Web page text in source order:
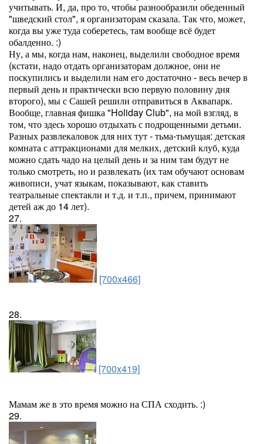
учитывать. И, да, про то, чтобы разнообразили обеденный
"шведский стол", я организаторам сказала. Так что, может,
когда вы уже туда соберетесь, там вообще всё будет
обалденно. :)
Ну, а мы, когда нам, наконец, выделили свободное время
(кстати, надо отдать организаторам должное, они не
поскупились и выделили нам его достаточно - весь вечер в
первый день и практически всю первую половину дня
второго), мы с Сашей решили отправиться в Аквапарк.
Вообще, главная фишка "Holiday Club", на мой взгляд, в
том, что здесь хорошо отдыхать с подрощенными детьми.
Разных развлекаловок для них тут - тьма-тьмущая: детская
комната с аттракционами для мелких, детский клуб, куда
можно сдать чадо на целый день и за ним там будут не
только смотреть, но и развлекать (их там обучают основам
живописи, учат языкам, показывают, как ставить
театральные спектакли и т.д. и т.п., причем, принимают
детей аж до 14 лет).
27.
[700x466]
28.
[700x419]
Мамам же в это время можно на СПА сходить. :)
29.